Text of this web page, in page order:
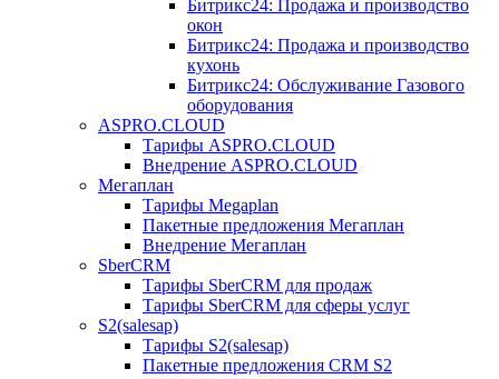
Битрикс24: Продажа и производство
окон
Битрикс24: Продажа и производство
кухонь
Битрикс24: Обслуживание Газового
оборудования
ASPRO.CLOUD
Тарифы ASPRO.CLOUD
Внедрение ASPRO.CLOUD
Мегаплан
Тарифы Megaplan
Пакетные предложения Мегаплан
Внедрение Мегаплан
SberCRM
Тарифы SberCRM для продаж
Тарифы SberCRM для сферы услуг
S2(salesap)
Тарифы S2(salesap)
Пакетные предложения CRM S2